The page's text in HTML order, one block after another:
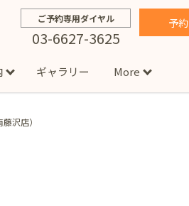
ご予約専用ダイヤル
03-6627-3625
予約
ギャラリー More
沢店）